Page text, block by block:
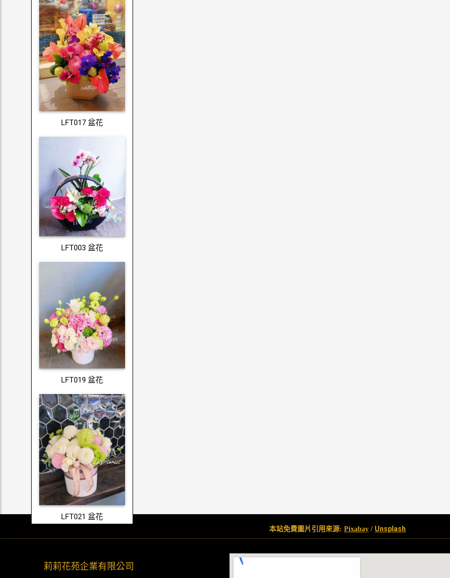
LFT017 盆花
LFT003 盆花
LFT019 盆花
LFT021 盆花
本站免費圖片引用來源: Pixabay / Unsplash
莉莉花苑企業有限公司